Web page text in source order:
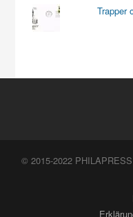
Trapper
© 2015-2022